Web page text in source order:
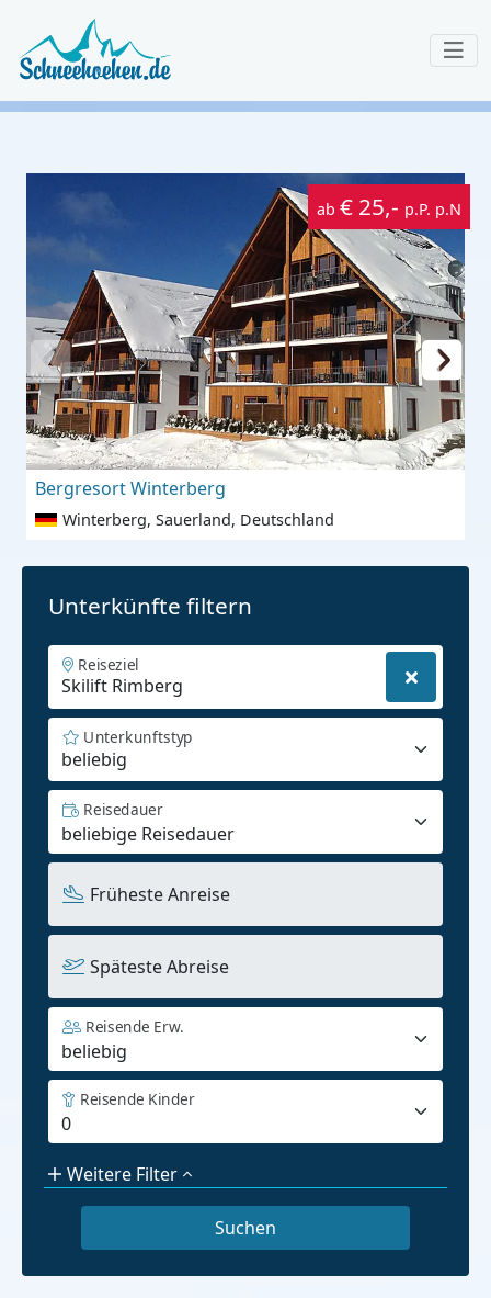
ab € 25,- p.P. p.N
Bergresort Winterberg
Winterberg, Sauerland, Deutschland
Unterkünfte filtern
Reiseziel
beliebig
Unterkunftstyp
Reisedauer
Früheste Anreise
Späteste Abreise
Reisende Erw.
Reisende Kinder
Weitere Filter